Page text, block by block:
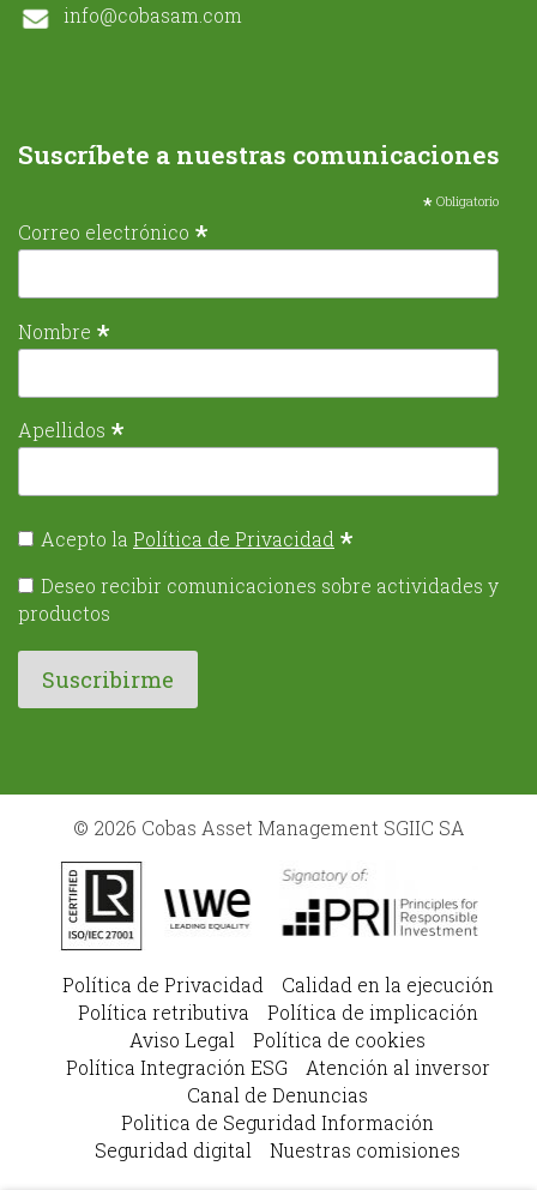
info@cobasam.com
Suscríbete a nuestras comunicaciones
* Obligatorio
Correo electrónico *
Nombre *
Apellidos *
Acepto la Política de Privacidad *
Deseo recibir comunicaciones sobre actividades y
productos
© 2026 Cobas Asset Management SGIIC SA
Política de Privacidad
Calidad en la ejecución
Política retributiva
Política de implicación
Aviso Legal
Política de cookies
Política Integración ESG
Atención al inversor
Canal de Denuncias
Politica de Seguridad Información
Seguridad digital
Nuestras comisiones